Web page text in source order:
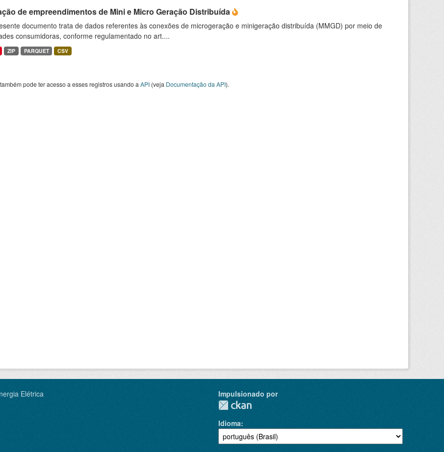
de empreendimentos de Mini e Micro Geração Distribuída
documento trata de dados referentes às conexões de microgeração e minigeração distribuída (MMGD) por meio de
consumidoras, conforme regulamentado no art....
ZIP PARQUET CSV
pode ter acesso a esses registros usando a API(veja Documentação da API).
Elétrica
Impulsionado por
Idioma